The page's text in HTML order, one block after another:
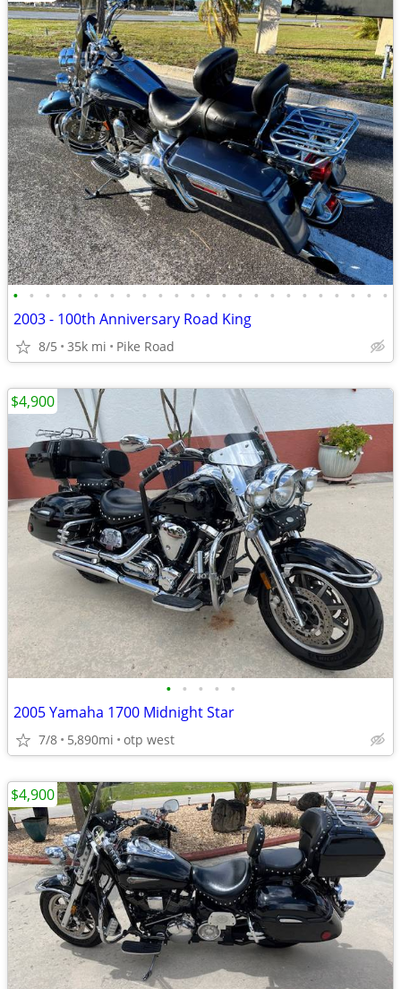
• • • • • • • • • • • • • • • • • • • • • • • •
2003 - 100th Anniversary Road King
8/5 35k mi Pike Road
• • • • •
2005 Yamaha 1700 Midnight Star
7/8 5,890mi otp west
$4,900
$4,900